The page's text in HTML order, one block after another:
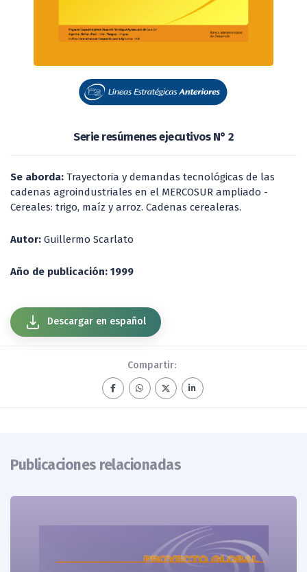
Serie resúmenes ejecutivos N° 2
Se aborda: Trayectoria y demandas tecnológicas de las
cadenas agroindustriales en el MERCOSUR ampliado -
Cereales: trigo, maíz y arroz. Cadenas cerealeras.
Autor: Guillermo Scarlato
Año de publicación: 1999
Descargar en español
Compartir:
Publicaciones relacionadas